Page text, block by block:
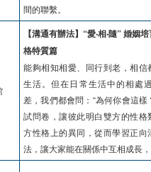
間的聯繫。
【溝通有辦法】“愛‧相‧隨” 婚姻
格特質篇
能夠相知相愛、同行到老，相信
生活。但在日常生活中的相處
差，我們都會問：“為何你會這
試問卷，讓彼此明白雙方的性格
方性格上的異同，從而學習正向
法，讓大家能在關係中互相成長